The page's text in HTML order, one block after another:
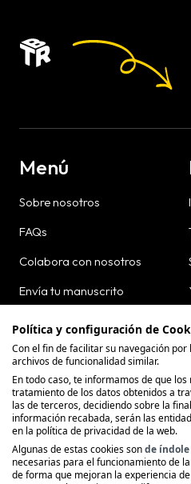
Menú
Sobre nosotros
FAQs
Colabora con nosotros
Envía tu manuscrito
Dónde comprar
Contacto
Política de
Política y configuración de
Con el fin de facilitar su navegación
archivos de funcionalidad similar.
En todo caso, te informamos de que
tratamiento de los datos obtenidos a
las de terceros, decidiendo sobre la
información recabada, serán las
en la política de privacidad de la web.
Algunas de estas cookies sonde
necesarias para el funcionamiento de
de forma que mejoran la experiencia